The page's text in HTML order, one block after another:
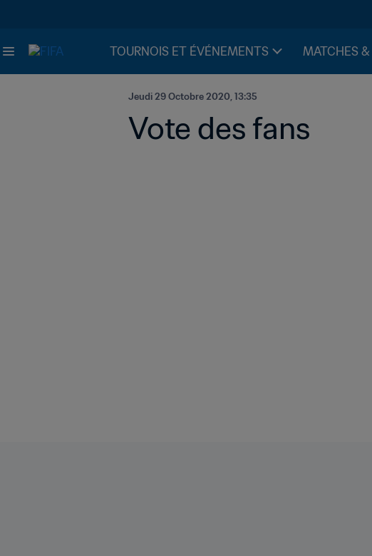
TOURNOIS ET ÉVÉNEMENTS MATCHES &
Jeudi 29 Octobre 2020, 13:35
Vote des fans